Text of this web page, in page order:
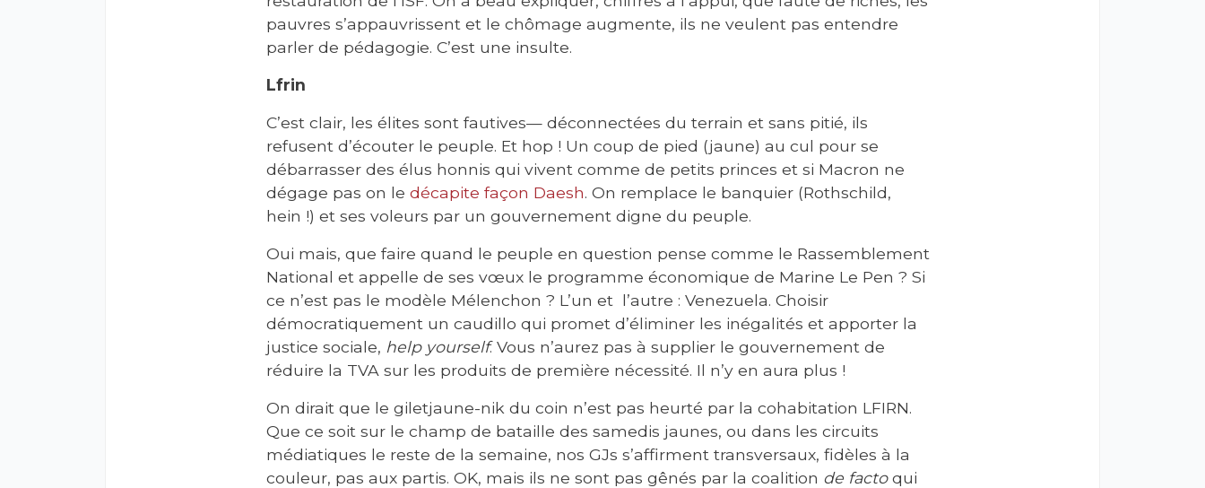
pauvres s’appauvrissent et le chômage augmente, ils ne veulent pas entendre
parler de pédagogie. C’est une insulte.
Lfrin
C’est clair, les élites sont fautives— déconnectées du terrain et sans pitié, ils
refusent d’écouter le peuple. Et hop ! Un coup de pied (jaune) au cul pour se
débarrasser des élus honnis qui vivent comme de petits princes et si Macron ne
dégage pas on le décapite façon Daesh. On remplace le banquier (Rothschild,
hein !) et ses voleurs par un gouvernement digne du peuple.
Oui mais, que faire quand le peuple en question pense comme le Rassemblement
National et appelle de ses vœux le programme économique de Marine Le Pen ? Si
ce n’est pas le modèle Mélenchon ? L’un et l’autre : Venezuela. Choisir
démocratiquement un caudillo qui promet d’éliminer les inégalités et apporter la
justice sociale, help yourself. Vous n’aurez pas à supplier le gouvernement de
réduire la TVA sur les produits de première nécessité. Il n’y en aura plus !
On dirait que le giletjaune-nik du coin n’est pas heurté par la cohabitation LFIRN.
Que ce soit sur le champ de bataille des samedis jaunes, ou dans les circuits
médiatiques le reste de la semaine, nos GJs s’affirment transversaux, fidèles à la
couleur, pas aux partis. OK, mais ils ne sont pas gênés par la coalition de factoqui